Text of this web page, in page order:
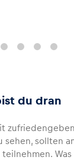
du dran
sehen, sollten
teilnehmen.